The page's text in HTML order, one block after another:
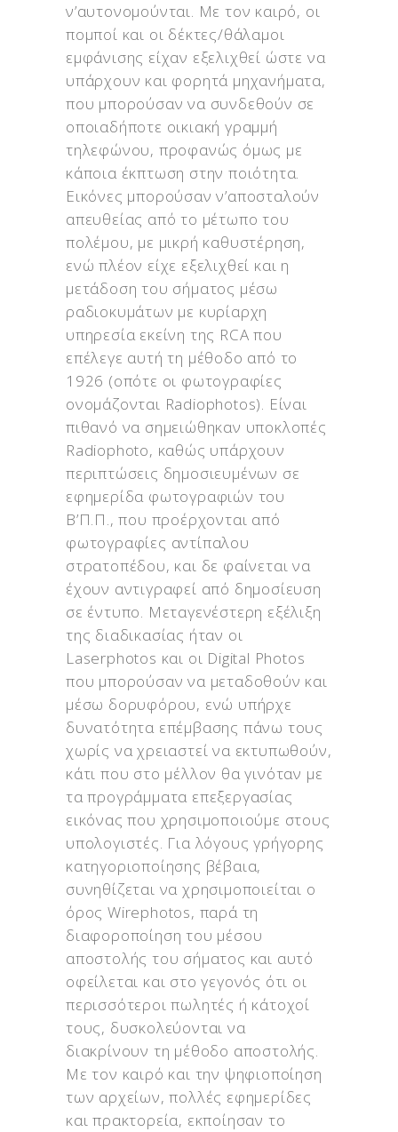
ν’αυτονομούνται. Με τον καιρό, οι
πομποί και οι δέκτες/θάλαμοι
εμφάνισης είχαν εξελιχθεί ώστε να
υπάρχουν και φορητά μηχανήματα,
που μπορούσαν να συνδεθούν σε
οποιαδήποτε οικιακή γραμμή
τηλεφώνου, προφανώς όμως με
κάποια έκπτωση στην ποιότητα.
Εικόνες μπορούσαν ν’αποσταλούν
απευθείας από το μέτωπο του
πολέμου, με μικρή καθυστέρηση,
ενώ πλέον είχε εξελιχθεί και η
μετάδοση του σήματος μέσω
ραδιοκυμάτων με κυρίαρχη
υπηρεσία εκείνη της RCA που
επέλεγε αυτή τη μέθοδο από το
1926 (οπότε οι φωτογραφίες
ονομάζονται Radiophotos). Είναι
πιθανό να σημειώθηκαν υποκλοπές
Radiophoto, καθώς υπάρχουν
περιπτώσεις δημοσιευμένων σε
εφημερίδα φωτογραφιών του
Β’Π.Π., που προέρχονται από
φωτογραφίες αντίπαλου
στρατοπέδου, και δε φαίνεται να
έχουν αντιγραφεί από δημοσίευση
σε έντυπο. Μεταγενέστερη εξέλιξη
της διαδικασίας ήταν οι
Laserphotos και οι Digital Photos
που μπορούσαν να μεταδοθούν και
μέσω δορυφόρου, ενώ υπήρχε
δυνατότητα επέμβασης πάνω τους
χωρίς να χρειαστεί να εκτυπωθούν,
κάτι που στο μέλλον θα γινόταν με
τα προγράμματα επεξεργασίας
εικόνας που χρησιμοποιούμε στους
υπολογιστές. Για λόγους γρήγορης
κατηγοριοποίησης βέβαια,
συνηθίζεται να χρησιμοποιείται ο
όρος Wirephotos, παρά τη
διαφοροποίηση του μέσου
αποστολής του σήματος και αυτό
οφείλεται και στο γεγονός ότι οι
περισσότεροι πωλητές ή κάτοχοί
τους, δυσκολεύονται να
διακρίνουν τη μέθοδο αποστολής.
Με τον καιρό και την ψηφιοποίηση
των αρχείων, πολλές εφημερίδες
και πρακτορεία, εκποίησαν το